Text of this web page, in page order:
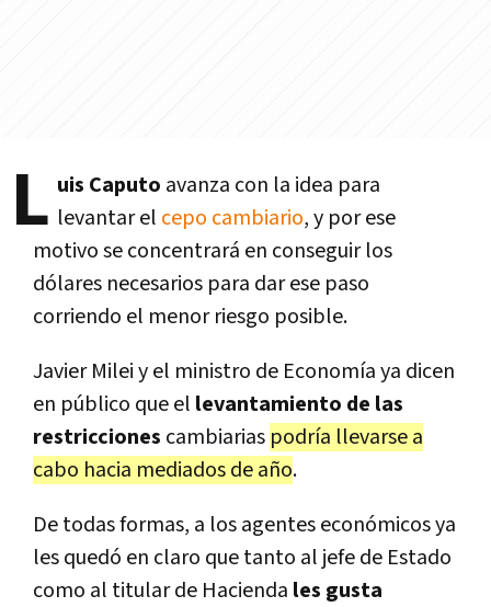
L uis Caputo avanza con la idea para
levantar el cepo cambiario, y por ese
motivo se concentrará en conseguir los
dólares necesarios para dar ese paso
corriendo el menor riesgo posible.
Javier Milei y el ministro de Economía ya dicen
en público que el levantamiento de las
restricciones cambiarias podría llevarse a
cabo hacia mediados de año.
De todas formas, a los agentes económicos ya
les quedó en claro que tanto al jefe de Estado
como al titular de Hacienda les gusta